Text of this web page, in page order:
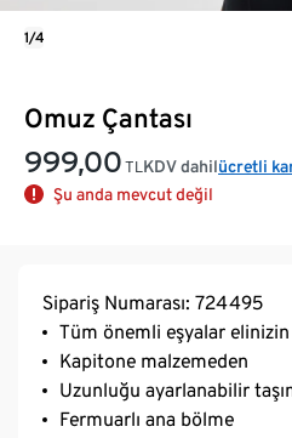
Omuz Çantası
999,00 TL KDV dahilücretli
Şu anda mevcut değil
1/4
Sipariş Numarası: 724495
Tüm önemli eşyalar elinizin
Kapitone malzemeden
Uzunluğu ayarlanabilir
Fermuarlı ana bölme